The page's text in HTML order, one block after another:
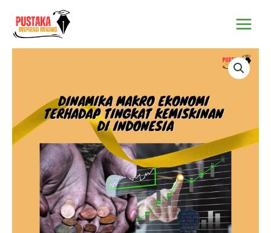
konten
Menu
Terhadap
Tingkat
Kemiskinan
Di
Indonesia